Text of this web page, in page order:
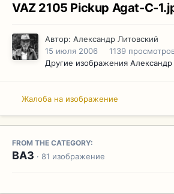
VAZ 2105 Pickup Agat-C-
Автор: Александр Литовский
15 июля 2006
1139
Другие изображения Александр
Жалоба на изображение
FROM THE CATEGORY:
ВАЗ · 81 изображение